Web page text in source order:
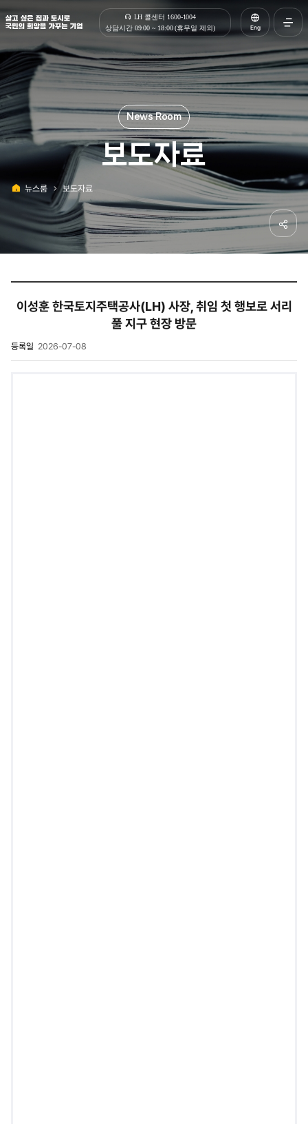
살고 싶은 집과 도시로 국민의 희망을 가꾸는 기업 | 한국토지주택공사
LH 콜센터 1600-1004
상담시간 09:00 ~ 18:00 (휴무일 제외)
Eng
전체
열기
보도자료
뉴스룸 보도자료
공유
이성훈 한국토지주택공사(LH) 사장, 취임 첫 행보로 서리
풀 지구 현장 방문
등록일 2026-07-08